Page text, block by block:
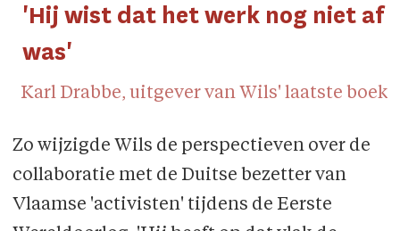
'Hij wist dat het werk nog niet af
was'
Karl Drabbe, uitgever van Wils' laatste boek
Zo wijzigde Wils de perspectieven over de
collaboratie met de Duitse bezetter van
Vlaamse 'activisten' tijdens de Eerste